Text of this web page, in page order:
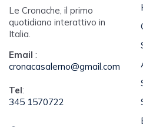
Le Cronache, il primo
quotidiano interattivo in
Italia.
Email :
cronacasalerno@gmail.com
Tel:
345 1570722